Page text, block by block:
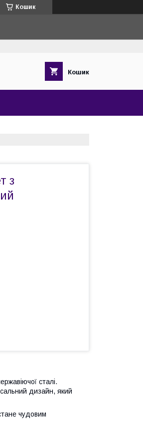
Кошик
Кошик
з
сталі.
дизайн, який
чудовим